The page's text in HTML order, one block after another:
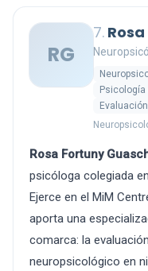
RG
7.
Rosa Fortuny
psicóloga colegiada
Ejerce en el MiM
aporta una
comarca: la
neuropsicológico en